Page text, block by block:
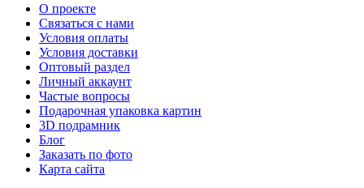
О проекте
Связаться с нами
Условия оплаты
Условия доставки
Оптовый раздел
Личный аккаунт
Частые вопросы
Подарочная упаковка картин
3D подрамник
Блог
Заказать по фото
Карта сайта